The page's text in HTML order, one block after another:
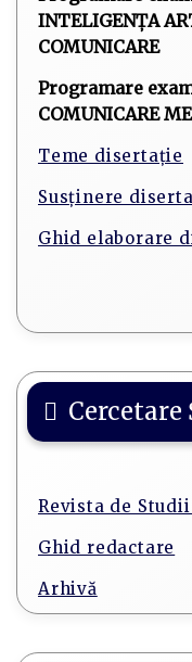
INTELIGENȚA
COMUNICARE
Programare
COMUNICARE
Teme disertație
Susținere
Ghid elaborare
Revista de
Ghid redactare
Arhivă